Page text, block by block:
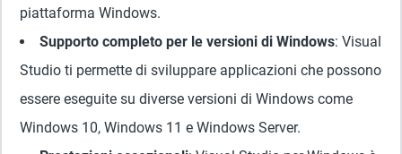
piattaforma Windows.
Supporto completo per le versioni di Windows: Visual
Studio ti permette di sviluppare applicazioni che possono
essere eseguite su diverse versioni di Windows come
Windows 10, Windows 11 e Windows Server.